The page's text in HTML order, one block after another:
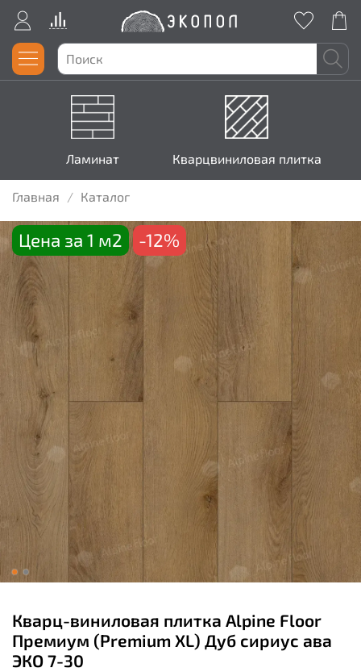
Ламинат Кварцвиниловая плитка
Главная Каталог
Цена за 1 м2 -12%
Кварц-виниловая плитка Alpine Floor
Премиум (Premium XL) Дуб сириус ава
ЭКО 7-30